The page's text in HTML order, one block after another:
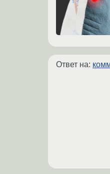
Ответ на: